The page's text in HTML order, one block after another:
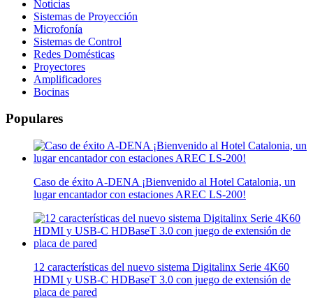
Noticias
Sistemas de Proyección
Microfonía
Sistemas de Control
Redes Domésticas
Proyectores
Amplificadores
Bocinas
Populares
Caso de éxito A-DENA ¡Bienvenido al Hotel Catalonia, un
lugar encantador con estaciones AREC LS-200!
12 características del nuevo sistema Digitalinx Serie 4K60
HDMI y USB-C HDBaseT 3.0 con juego de extensión de
placa de pared